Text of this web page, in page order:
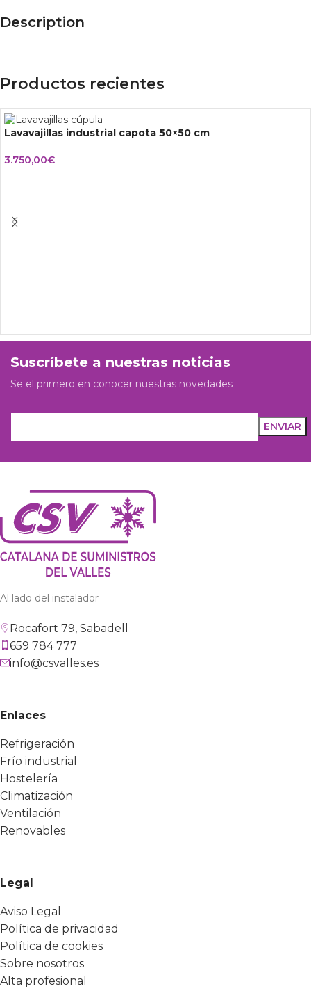
Description
Productos recientes
Lavavajillas industrial capota 50×50 cm
3.750,00€
Suscríbete a nuestras noticias
Se el primero en conocer nuestras novedades
Al lado del instalador
Rocafort 79, Sabadell
659 784 777
info@csvalles.es
Enlaces
Refrigeración
Frío industrial
Hostelería
Climatización
Ventilación
Renovables
Legal
Aviso Legal
Política de privacidad
Política de cookies
Sobre nosotros
Alta profesional